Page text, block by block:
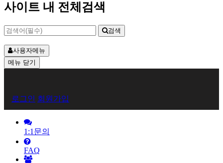
사이트 내 전체검색
검색
사용자메뉴
메뉴 닫기
원
로
그
인
로그인 회원가입
1:1문의
FAQ